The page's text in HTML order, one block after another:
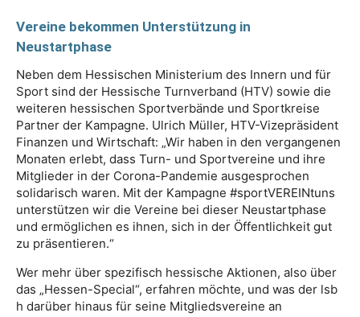
Vereine bekommen Unterstützung in
Neustartphase
Neben dem Hessischen Ministerium des Innern und für
Sport sind der Hessische Turnverband (HTV) sowie die
weiteren hessischen Sportverbände und Sportkreise
Partner der Kampagne. Ulrich Müller, HTV-Vizepräsident
Finanzen und Wirtschaft: „Wir haben in den vergangenen
Monaten erlebt, dass Turn- und Sportvereine und ihre
Mitglieder in der Corona-Pandemie ausgesprochen
solidarisch waren. Mit der Kampagne #sportVEREINtuns
unterstützen wir die Vereine bei dieser Neustartphase
und ermöglichen es ihnen, sich in der Öffentlichkeit gut
zu präsentieren.“
Wer mehr über spezifisch hessische Aktionen, also über
das „Hessen-Special“, erfahren möchte, und was der lsb
h darüber hinaus für seine Mitgliedsvereine an